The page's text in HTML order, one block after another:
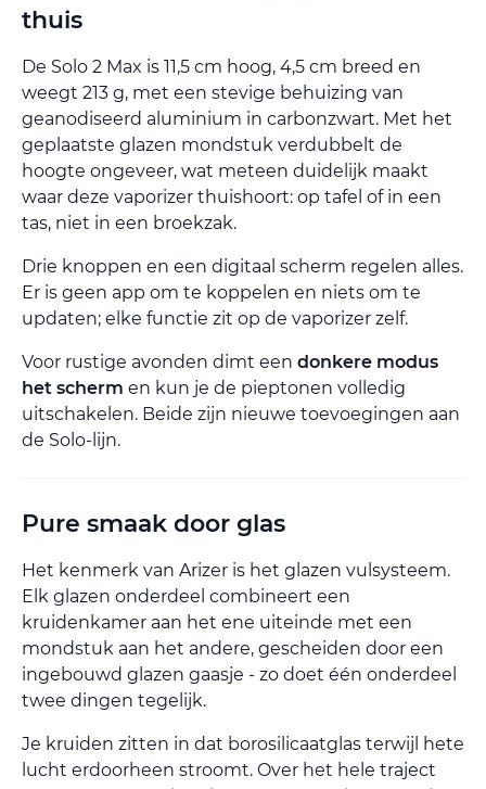
thuis
De Solo 2 Max is 11,5 cm hoog, 4,5 cm breed en
weegt 213 g, met een stevige behuizing van
geanodiseerd aluminium in carbonzwart. Met het
geplaatste glazen mondstuk verdubbelt de
hoogte ongeveer, wat meteen duidelijk maakt
waar deze vaporizer thuishoort: op tafel of in een
tas, niet in een broekzak.
Drie knoppen en een digitaal scherm regelen alles.
Er is geen app om te koppelen en niets om te
updaten; elke functie zit op de vaporizer zelf.
Voor rustige avonden dimt een donkere modus
het scherm en kun je de pieptonen volledig
uitschakelen. Beide zijn nieuwe toevoegingen aan
de Solo-lijn.
Pure smaak door glas
Het kenmerk van Arizer is het glazen vulsysteem.
Elk glazen onderdeel combineert een
kruidenkamer aan het ene uiteinde met een
mondstuk aan het andere, gescheiden door een
ingebouwd glazen gaasje - zo doet één onderdeel
twee dingen tegelijk.
Je kruiden zitten in dat borosilicaatglas terwijl hete
lucht erdoorheen stroomt. Over het hele traject